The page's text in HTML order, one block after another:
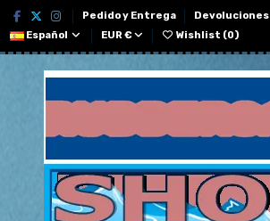
Pedido y Entrega
Devoluciones
Español
EUR € Wishlist (0)